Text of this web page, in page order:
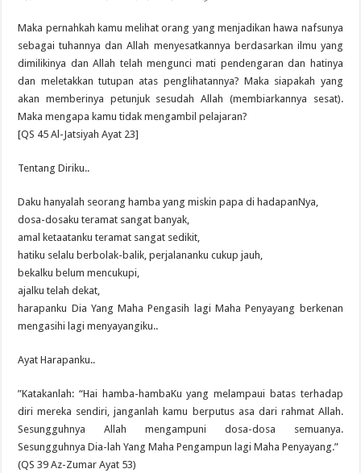
Maka pernahkah kamu melihat orang yang menjadikan hawa nafsunya
sebagai tuhannya dan Allah menyesatkannya berdasarkan ilmu yang
dimilikinya dan Allah telah mengunci mati pendengaran dan hatinya
dan meletakkan tutupan atas penglihatannya? Maka siapakah yang
akan memberinya petunjuk sesudah Allah (membiarkannya sesat).
Maka mengapa kamu tidak mengambil pelajaran?
[QS 45 Al-Jatsiyah Ayat 23]
Tentang Diriku..
Daku hanyalah seorang hamba yang miskin papa di hadapanNya,
dosa-dosaku teramat sangat banyak,
amal ketaatanku teramat sangat sedikit,
hatiku selalu berbolak-balik, perjalananku cukup jauh,
bekalku belum mencukupi,
ajalku telah dekat,
harapanku Dia Yang Maha Pengasih lagi Maha Penyayang berkenan
mengasihi lagi menyayangiku..
Ayat Harapanku..
”Katakanlah: “Hai hamba-hambaKu yang melampaui batas terhadap
diri mereka sendiri, janganlah kamu berputus asa dari rahmat Allah.
Sesungguhnya Allah mengampuni dosa-dosa semuanya.
Sesungguhnya Dia-lah Yang Maha Pengampun lagi Maha Penyayang.”
(QS 39 Az-Zumar Ayat 53)